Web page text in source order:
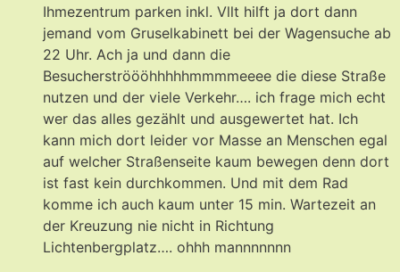
Ihmezentrum parken inkl. Vllt hilft ja dort dann
jemand vom Gruselkabinett bei der Wagensuche ab
22 Uhr. Ach ja und dann die
Besucherströööhhhhhmmmmeeee die diese Straße
nutzen und der viele Verkehr…. ich frage mich echt
wer das alles gezählt und ausgewertet hat. Ich
kann mich dort leider vor Masse an Menschen egal
auf welcher Straßenseite kaum bewegen denn dort
ist fast kein durchkommen. Und mit dem Rad
komme ich auch kaum unter 15 min. Wartezeit an
der Kreuzung nie nicht in Richtung
Lichtenbergplatz…. ohhh mannnnnnn